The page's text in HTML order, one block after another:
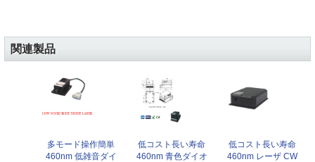
関連製品
多モード操作簡単
460nm 低雑音ダイ
低コスト長い寿命
460nm 青色ダイオ
低コスト長い寿命
460nm レーザ CW